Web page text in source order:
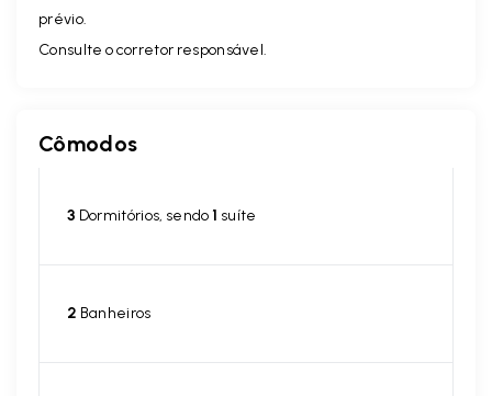
prévio.
Consulte o corretor responsável.
Cômodos
3 Dormitórios, sendo1 suíte
2 Banheiros